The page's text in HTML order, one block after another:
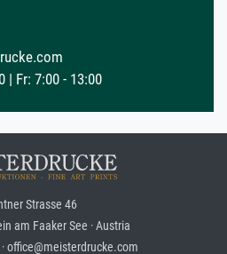
| Fr: 7:00 - 13:00
Strasse 46
am Faaker See · Austria
office@meisterdrucke.com